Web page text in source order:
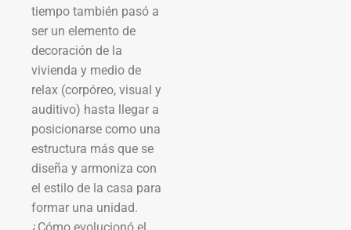
tiempo también pasó a
ser un elemento de
decoración de la
vivienda y medio de
relax (corpóreo, visual y
auditivo) hasta llegar a
posicionarse como una
estructura más que se
diseña y armoniza con
el estilo de la casa para
formar una unidad.